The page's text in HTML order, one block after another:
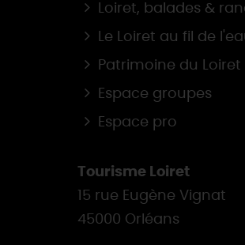
Loiret, balades &
Le Loiret au fil de
Patrimoine du Loiret
Espace groupes
Espace pro
Tourisme Loiret
15 rue Eugène Vignat
45000 Orléans